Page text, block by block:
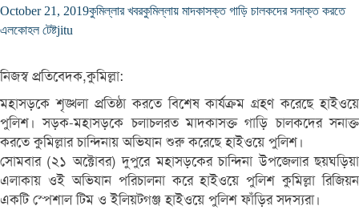
October 21, 2019কুমিল্লার খবরকুমিল্লায় মাদকাসক্ত গাড়ি চালকদের সনাক্ত করতে
এলকোহল টেষ্টjitu
নিজস্ব প্রতিবেদক,কুমিল্লা:
মহাসড়কে শৃঙ্খলা প্রতিষ্ঠা করতে বিশেষ কার্যক্রম গ্রহণ করেছে হাইওয়ে
পুলিশ। সড়ক-মহাসড়কে চলাচলরত মাদকাসক্ত গাড়ি চালকদের সনাক্ত
করতে কুমিল্লার চান্দিনায় অভিযান শুরু করেছে হাইওয়ে পুলিশ।
সোমবার (২১ অক্টোবর) দুপুরে মহাসড়কের চান্দিনা উপজেলার ছয়ঘড়িয়া
এলাকায় ওই অভিযান পরিচালনা করে হাইওয়ে পুলিশ কুমিল্লা রিজিয়ন
একটি স্পেশাল টিম ও ইলিয়টগঞ্জ হাইওয়ে পুলিশ ফাঁড়ির সদস্যরা।